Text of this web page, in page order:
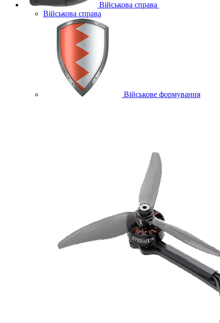
Військова справа
Військова справа
Військове формування